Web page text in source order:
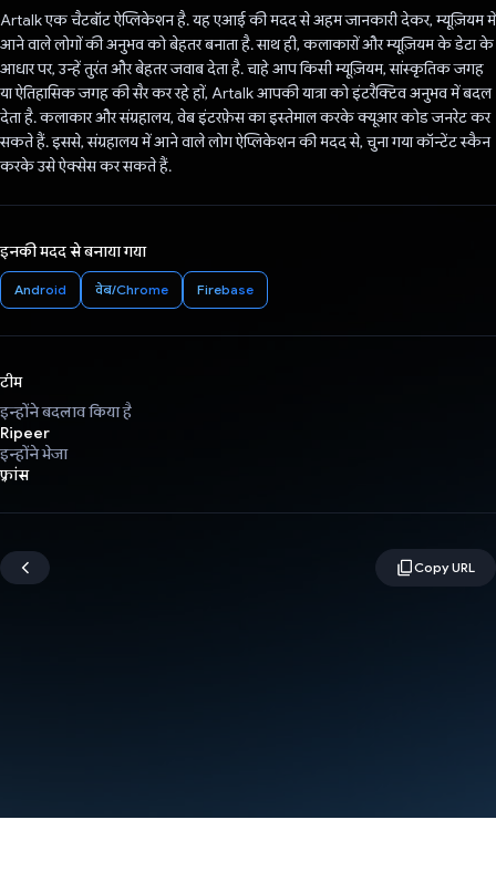
Artalk एक चैटबॉट ऐप्लिकेशन है. यह एआई की मदद से अहम जानकारी देकर, म्यूज़ियम में
आने वाले लोगों की अनुभव को बेहतर बनाता है. साथ ही, कलाकारों और म्यूज़ियम के डेटा के
आधार पर, उन्हें तुरंत और बेहतर जवाब देता है. चाहे आप किसी म्यूज़ियम, सांस्कृतिक जगह
या ऐतिहासिक जगह की सैर कर रहे हों, Artalk आपकी यात्रा को इंटरैक्टिव अनुभव में बदल
देता है. कलाकार और संग्रहालय, वेब इंटरफ़ेस का इस्तेमाल करके क्यूआर कोड जनरेट कर
सकते हैं. इससे, संग्रहालय में आने वाले लोग ऐप्लिकेशन की मदद से, चुना गया कॉन्टेंट स्कैन
करके उसे ऐक्सेस कर सकते हैं.
इनकी मदद से बनाया गया
Android वेब/Chrome Firebase
टीम
इन्होंने बदलाव किया है
Ripeer
इन्होंने भेजा
फ़्रांस